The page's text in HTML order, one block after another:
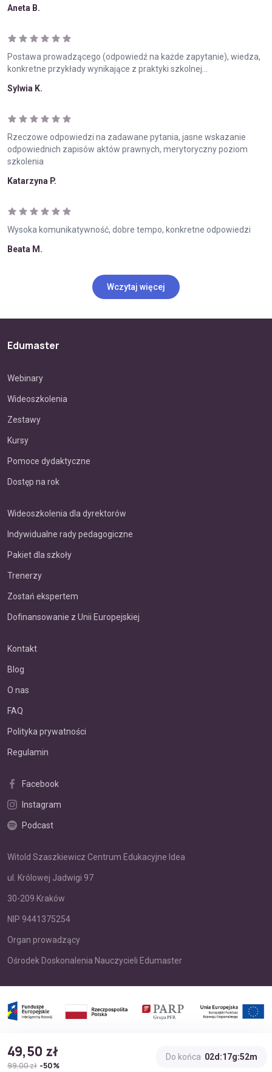
49,50 zł
99,00 zł -50%
Do końca 02d:17g:52m
Aneta B.
Postawa prowadzącego (odpowiedź na każde zapytanie), wiedza,
konkretne przykłady wynikające z praktyki szkolnej...
Sylwia K.
Rzeczowe odpowiedzi na zadawane pytania, jasne wskazanie
odpowiednich zapisów aktów prawnych, merytoryczny poziom
szkolenia
Katarzyna P.
Wysoka komunikatywność, dobre tempo, konkretne odpowiedzi
Beata M.
Wczytaj więcej
Edumaster
Webinary
Wideoszkolenia
Zestawy
Kursy
Pomoce dydaktyczne
Dostęp na rok
Wideoszkolenia dla dyrektorów
Indywidualne rady pedagogiczne
Pakiet dla szkoły
Trenerzy
Zostań ekspertem
Dofinansowanie z Unii Europejskiej
Kontakt
Blog
O nas
FAQ
Polityka prywatności
Regulamin
Facebook
Instagram
Podcast
Witold Szaszkiewicz Centrum Edukacyjne Idea
ul. Królowej Jadwigi 97
30-209 Kraków
NIP 9441375254
Organ prowadzący
Ośrodek Doskonalenia Nauczycieli Edumaster